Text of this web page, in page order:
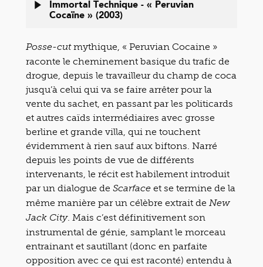
Immortal Technique - « Peruvian
Cocaïne » (2003)
Posse-cutmythique, « Peruvian Cocaine »
raconte le cheminement basique du trafic de
drogue, depuis le travailleur du champ de coca
jusqu’à celui qui va se faire arrêter pour la
vente du sachet, en passant par les politicards
et autres caïds intermédiaires avec grosse
berline et grande villa, qui ne touchent
évidemment à rien sauf aux biftons. Narré
depuis les points de vue de différents
intervenants, le récit est habilement introduit
par un dialogue de Scarface et se termine de la
même manière par un célèbre extrait de New
Jack City. Mais c’est définitivement son
instrumental de génie, samplant le morceau
entrainant et sautillant (donc en parfaite
opposition avec ce qui est raconté) entendu à